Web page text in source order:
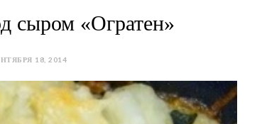
сыром «Огратен»
18, 2014